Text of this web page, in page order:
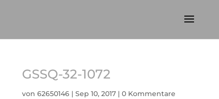
GSSQ-32-1072
von 62650146| Sep 10, 2017| 0 Kommentare